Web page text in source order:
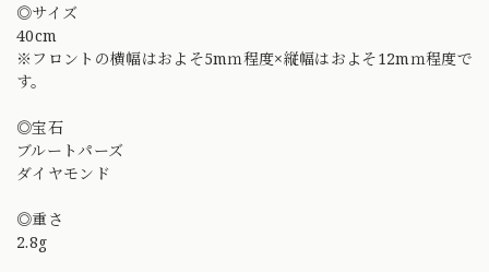
◎サイズ
40cm
※フロントの横幅はおよそ5mｍ程度×縦幅はおよそ12mｍ程度で
す。
◎宝石
ブルートパーズ
ダイヤモンド
◎重さ
2.8g